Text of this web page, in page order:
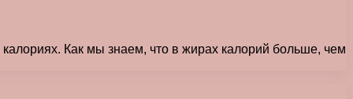
Как мы знаем, что в жирах калорий больше, чем